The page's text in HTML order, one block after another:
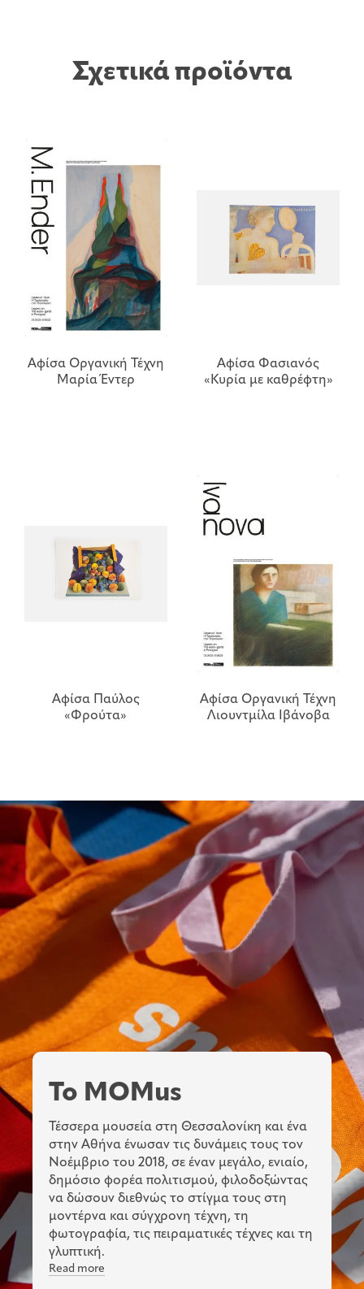
Σχετικά προϊόντα
Αφίσα Οργανική Τέχνη
Μαρία Έντερ
Αφίσα Φασιανός
«Κυρία με καθρέφτη»
Αφίσα Παύλος
«Φρούτα»
Αφίσα Οργανική Τέχνη
Λιουντμίλα Ιβάνοβα
To MOMus
Τέσσερα μουσεία στη Θεσσαλονίκη και ένα
στην Αθήνα ένωσαν τις δυνάμεις τους τον
Νοέμβριο του 2018, σε έναν μεγάλο, ενιαίο,
δημόσιο φορέα πολιτισμού, φιλοδοξώντας
να δώσουν διεθνώς το στίγμα τους στη
μοντέρνα και σύγχρονη τέχνη, τη
φωτογραφία, τις πειραματικές τέχνες και τη
γλυπτική.
Read more